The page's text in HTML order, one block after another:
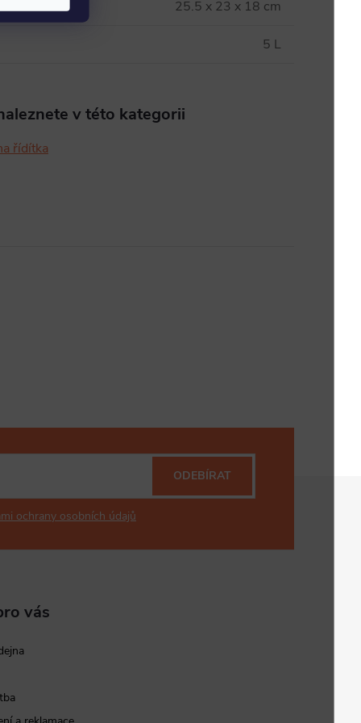
25.5 x 23 x 18 cm
5 L
v této kategorii
řídítka
ochrany osobních údajů
ODEBÍRAT
vás